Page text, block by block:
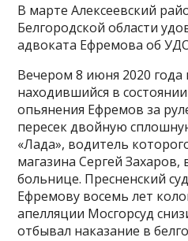
В марте Алексеевский
Белгородской области
адвоката Ефремова об
Вечером 8 июня 2020
находившийся в
опьянения Ефремов за
пересек двойную
«Лада», водитель
магазина Сергей Захаров,
больнице. Пресненский
Ефремову восемь лет
апелляции Мосгорсуд
отбывал наказание в